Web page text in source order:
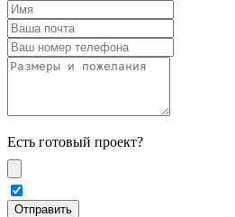
Есть готовый проект?